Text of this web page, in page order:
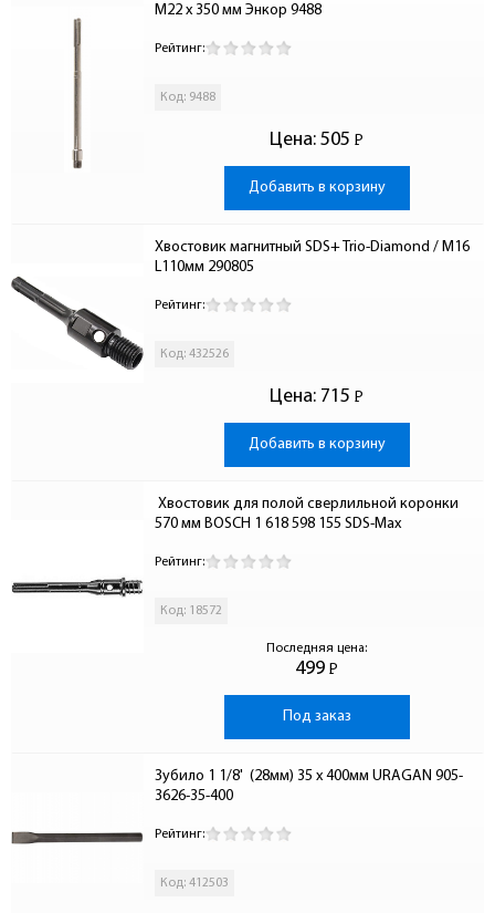
M22 x 350 мм Энкор 9488
Рейтинг:
Код: 9488
Цена: 505 Р
-
Добавить в корзину
Хвостовик магнитный SDS+ Trio-Diamond / M16
L110мм 290805
Рейтинг:
Код: 432526
Цена: 715 Р
-
Добавить в корзину
570 мм BOSCH 1 618 598 155 SDS-Max
Рейтинг:
Код: 18572
Последняя цена:
499 Р
-
Под заказ
Зубило 1 1/8'  (28мм) 35 x 400мм URAGAN 905-
3626-35-400
Рейтинг:
Код: 412503